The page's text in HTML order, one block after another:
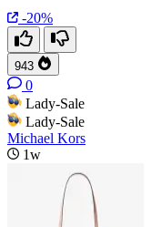
-20%
943
0
Lady-Sale
Lady-Sale
Michael Kors
1w